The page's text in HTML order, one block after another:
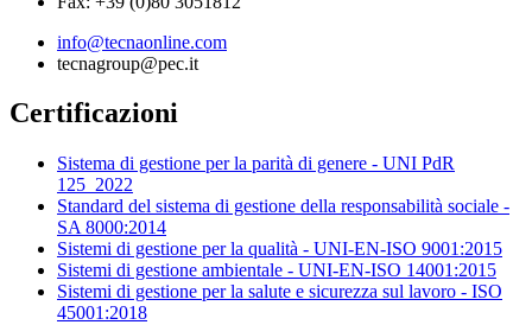
info@tecnaonline.com
tecnagroup@pec.it
Certificazioni
Sistema di gestione per la parità di genere - UNI PdR
125_2022
Standard del sistema di gestione della responsabilità sociale -
SA 8000:2014
Sistemi di gestione per la qualità - UNI-EN-ISO 9001:2015
Sistemi di gestione ambientale - UNI-EN-ISO 14001:2015
Sistemi di gestione per la salute e sicurezza sul lavoro - ISO
45001:2018